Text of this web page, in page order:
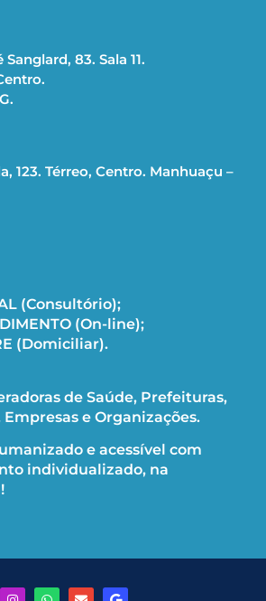
83. Sala 11.
123. Térreo, Centro. Manhuaçu –
(Consultório);
(On-line);
(Domiciliar).
de Saúde, Prefeituras,
Empresas e Organizações.
e acessível com
individualizado, na